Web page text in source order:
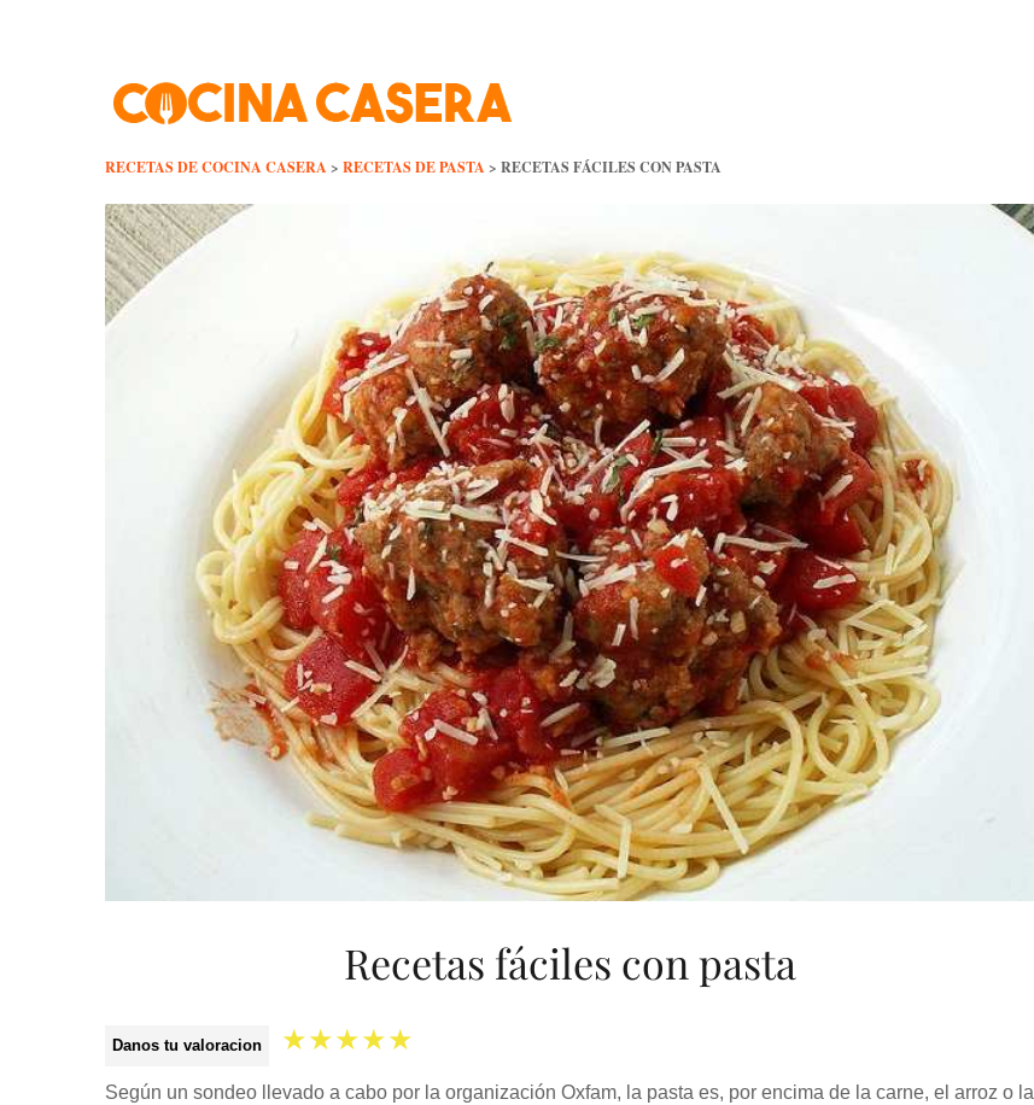
RECETAS DE COCINA CASERA > RECETAS DE PASTA > RECETAS FÁCILES CON PASTA
Recetas fáciles con pasta
Danos tu valoracion ★★★★★
Según un sondeo llevado a cabo por la organización Oxfam, la pasta es, por encima de la carne, el arroz o la